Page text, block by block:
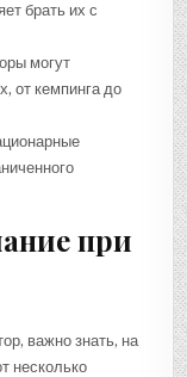
брать их с
могут
от кемпинга до
при
важно знать, на
несколько